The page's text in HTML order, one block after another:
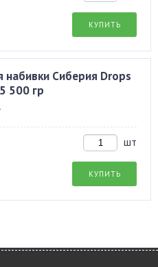
КУПИТЬ
набивки Сиберия Drops
500 гр
шт
КУПИТЬ